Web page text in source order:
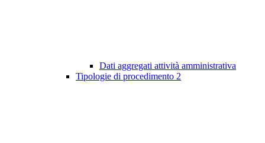
Dati aggregati attività amministrativa
Tipologie di procedimento 2